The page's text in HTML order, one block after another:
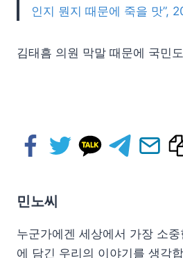
인지 뭔지 때문에 죽을 맛”,
김태흠 의원 막말 때문에 국민
민노씨
누군가에겐 세상에서 가장 소
에 담긴 우리의 이야기를 생각